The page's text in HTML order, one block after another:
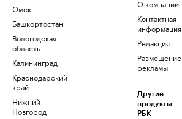
Омск
Башкортостан
Вологодская
область
Калининград
Краснодарский
край
Нижний
Новгород
О компании
Контактная
информация
Редакция
Размещение
рекламы
Другие
продукты
РБК